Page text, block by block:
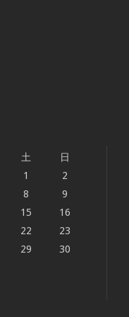
土
日
1
2
8
9
15
16
22
23
29
30